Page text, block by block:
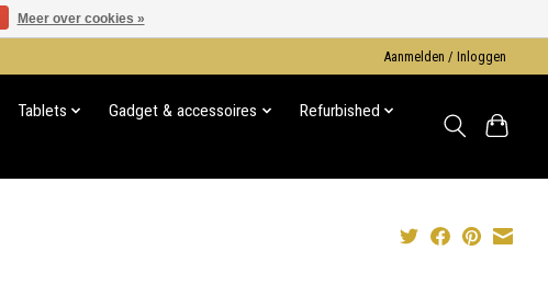
Aanmelden / Inloggen
Tablets Gadget & accessoires
Refurbished
Meer over cookies »